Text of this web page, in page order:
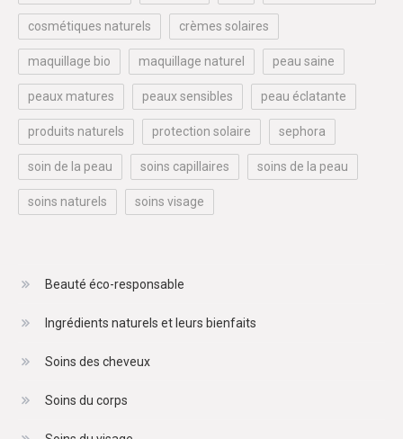
cosmétiques naturels crèmes solaires
maquillage bio maquillage naturel peau saine
peaux matures peaux sensibles peau éclatante
produits naturels protection solaire sephora
soin de la peau soins capillaires soins de la peau
soins naturels soins visage
Beauté éco-responsable
Ingrédients naturels et leurs bienfaits
Soins des cheveux
Soins du corps